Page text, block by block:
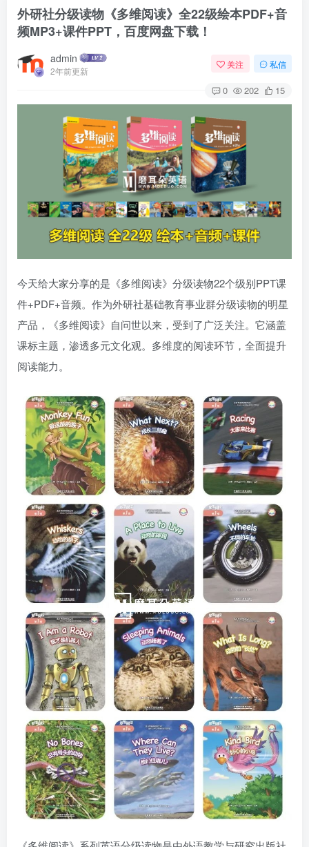
外研社分级读物《多维阅读》全22级绘本PDF+音
频MP3+课件PPT，百度网盘下载！
admin
2年前更新
关注 私信
0 202 15
今天给大家分享的是《多维阅读》分级读物22个级别PPT课
件+PDF+音频。作为外研社基础教育事业群分级读物的明星
产品，《多维阅读》自问世以来，受到了广泛关注。它涵盖
课标主题，渗透多元文化观。多维度的阅读环节，全面提升
阅读能力。